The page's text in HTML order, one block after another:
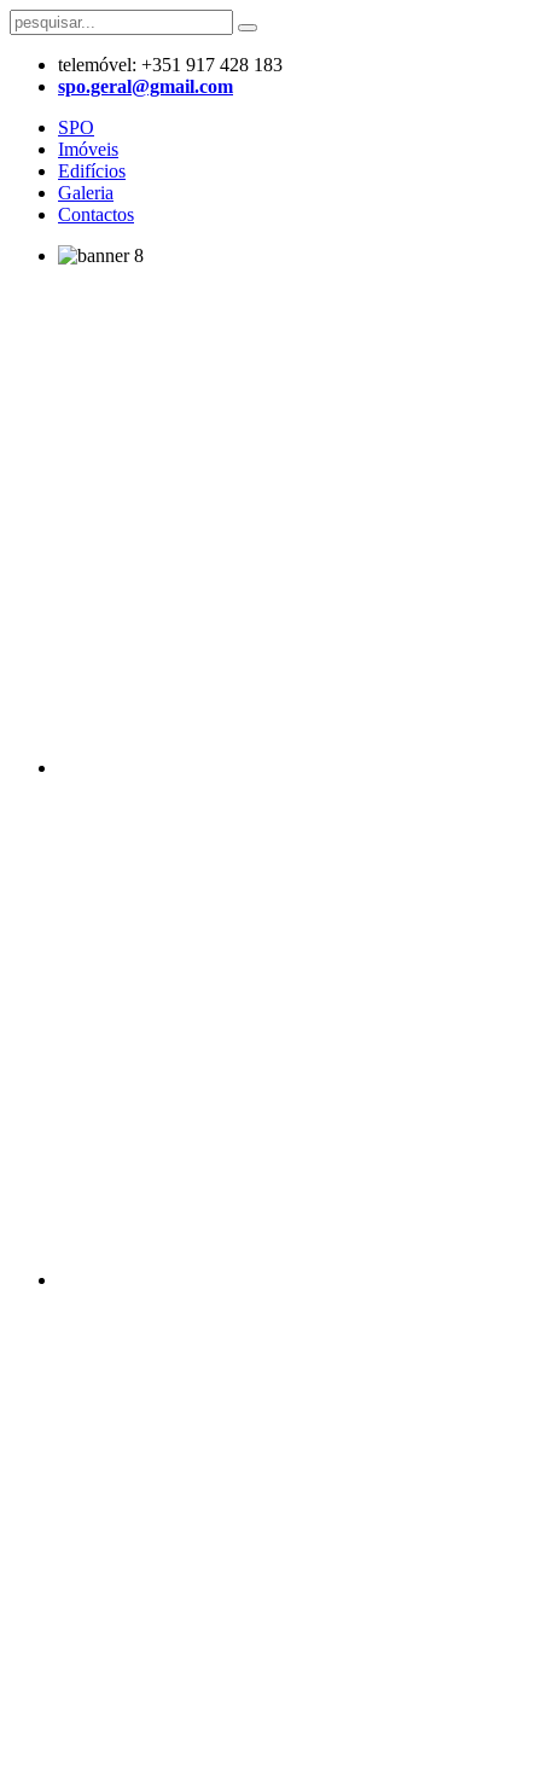
telemóvel: +351 917 428 183
​spo.geral@gmail.com
SPO
Imóveis
Edifícios
Galeria
Contactos